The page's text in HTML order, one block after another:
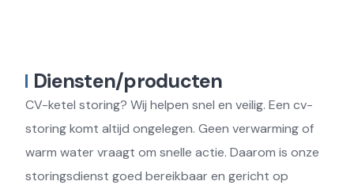
Diensten/producten
CV-ketel storing? Wij helpen snel en veilig. Een cv-
storing komt altijd ongelegen. Geen verwarming of
warm water vraagt om snelle actie. Daarom is onze
storingsdienst goed bereikbaar en gericht op